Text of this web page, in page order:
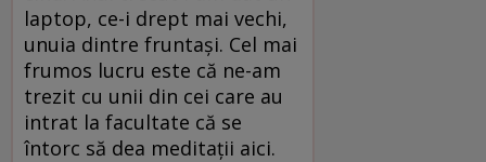
laptop, ce-i drept mai vechi,
unuia dintre fruntaşi. Cel mai
frumos lucru este că ne-am
trezit cu unii din cei care au
intrat la facultate că se
întorc să dea meditaţii aici.